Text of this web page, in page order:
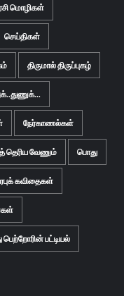
மொழிகள்
செய்திகள்
திருமால் திருப்புகழ்
நேர்காணல்கள்
தெரிய வேணும் பொது
கவிதைகள்
பெற்றோரின் பட்டியல்